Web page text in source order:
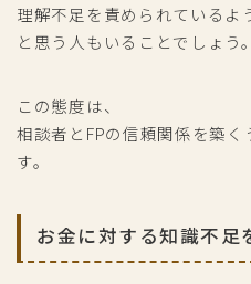
理解不足を責められているよ
と思う人もいることでしょう。
この態度は、
相談者とFPの信頼関係を築
す。
お金に対する知識不足